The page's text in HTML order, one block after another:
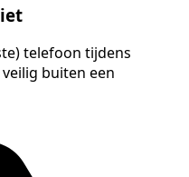
telefoon tijdens
buiten een